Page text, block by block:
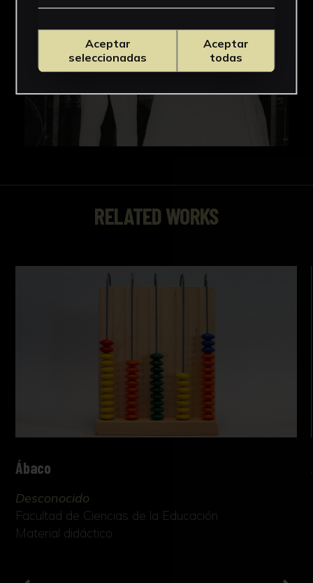
RELATED WORKS
Ábaco
Desconocido
Facultad de Ciencias de la Educación
Material didáctico
Aceptar
seleccionadas
Aceptar
todas